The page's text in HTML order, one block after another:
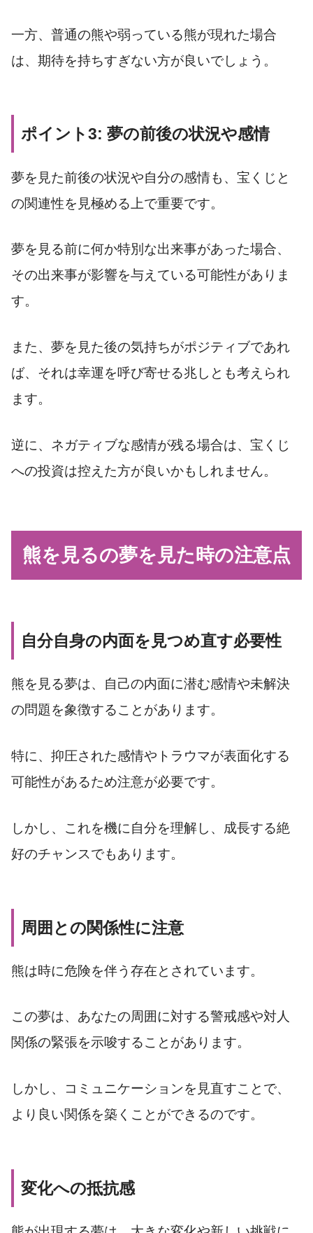
一方、普通の熊や弱っている熊が現れた場合
は、期待を持ちすぎない方が良いでしょう。
ポイント3: 夢の前後の状況や感情
夢を見た前後の状況や自分の感情も、宝くじと
の関連性を見極める上で重要です。
夢を見る前に何か特別な出来事があった場合、
その出来事が影響を与えている可能性がありま
す。
また、夢を見た後の気持ちがポジティブであれ
ば、それは幸運を呼び寄せる兆しとも考えられ
ます。
逆に、ネガティブな感情が残る場合は、宝くじ
への投資は控えた方が良いかもしれません。
熊を見るの夢を見た時の注意点
自分自身の内面を見つめ直す必要性
熊を見る夢は、自己の内面に潜む感情や未解決
の問題を象徴することがあります。
特に、抑圧された感情やトラウマが表面化する
可能性があるため注意が必要です。
しかし、これを機に自分を理解し、成長する絶
好のチャンスでもあります。
周囲との関係性に注意
熊は時に危険を伴う存在とされています。
この夢は、あなたの周囲に対する警戒感や対人
関係の緊張を示唆することがあります。
しかし、コミュニケーションを見直すことで、
より良い関係を築くことができるのです。
変化への抵抗感